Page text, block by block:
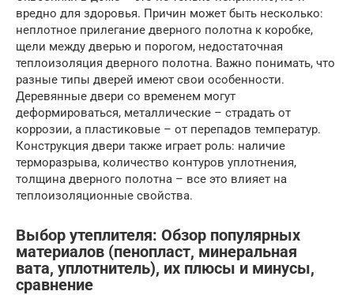
вредно для здоровья. Причин может быть несколько:
неплотное прилегание дверного полотна к коробке,
щели между дверью и порогом, недостаточная
теплоизоляция дверного полотна. Важно понимать, что
разные типы дверей имеют свои особенности.
Деревянные двери со временем могут
деформироваться, металлические – страдать от
коррозии, а пластиковые – от перепадов температур.
Конструкция двери также играет роль: наличие
терморазрыва, количество контуров уплотнения,
толщина дверного полотна – все это влияет на
теплоизоляционные свойства.
Выбор утеплителя: Обзор популярных
материалов (пенопласт, минеральная
вата, уплотнитель), их плюсы и минусы,
сравнение